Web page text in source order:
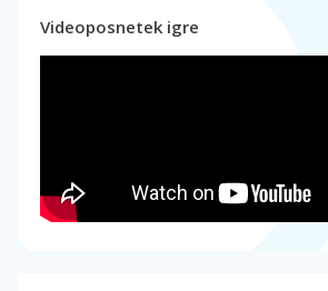
Videoposnetek igre